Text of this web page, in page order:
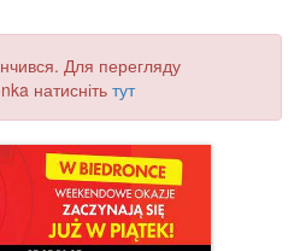
Для перегляду
натисніть тут